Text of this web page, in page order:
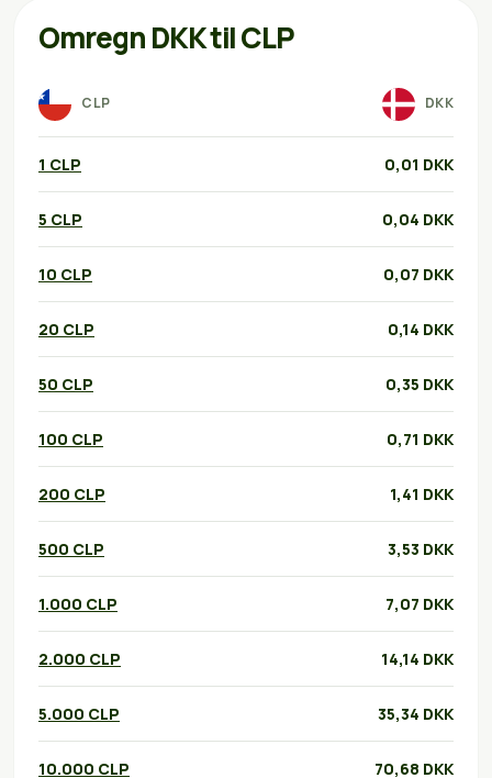
Omregn DKK til CLP
CLP DKK
1 CLP 0,01 DKK
5 CLP 0,04 DKK
10 CLP 0,07 DKK
20 CLP 0,14 DKK
50 CLP 0,35 DKK
100 CLP 0,71 DKK
200 CLP 1,41 DKK
500 CLP 3,53 DKK
1.000 CLP 7,07 DKK
2.000 CLP 14,14 DKK
5.000 CLP 35,34 DKK
10.000 CLP 70,68 DKK